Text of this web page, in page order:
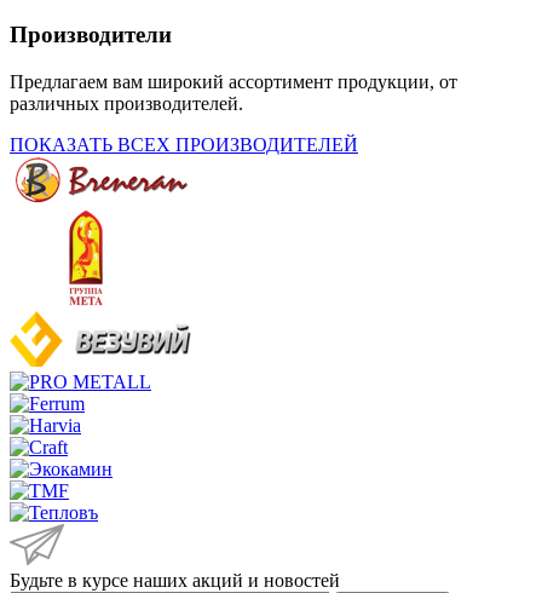
Производители
Предлагаем вам широкий ассортимент продукции, от
различных производителей.
ПОКАЗАТЬ ВСЕХ ПРОИЗВОДИТЕЛЕЙ
Будьте в курсе наших акций и новостей